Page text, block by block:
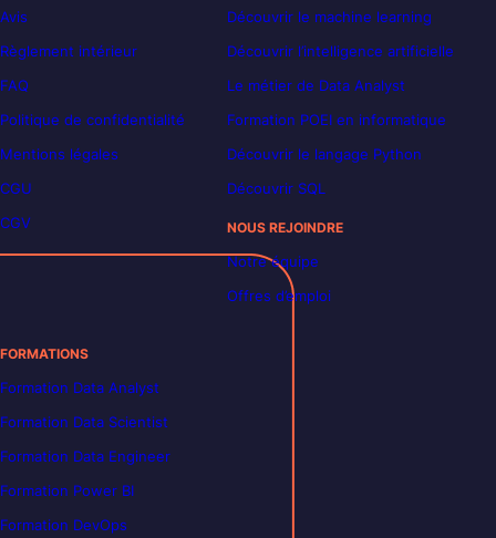
Avis
Règlement intérieur
FAQ
Politique de confidentialité
Mentions légales
CGU
CGV
Découvrir le machine learning
Découvrir l’intelligence artificielle
Le métier de Data Analyst
Formation POEI en informatique
Découvrir le langage Python
Découvrir SQL
NOUS REJOINDRE
Notre équipe
Offres d’emploi
FORMATIONS
Formation Data Analyst
Formation Data Scientist
Formation Data Engineer
Formation Power BI
Formation DevOps